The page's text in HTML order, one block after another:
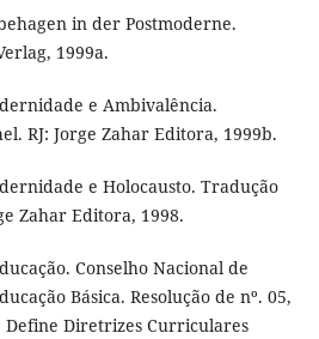
in der Postmoderne.
1999a.
e Ambivalência.
RJ: Jorge Zahar Editora, 1999b.
e Holocausto. Tradução
Zahar Editora, 1998.
Conselho Nacional de
Básica. Resolução de nº. 05,
Define Diretrizes Curriculares